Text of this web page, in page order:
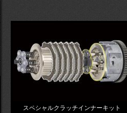
スペシャルクラッチインナーキット